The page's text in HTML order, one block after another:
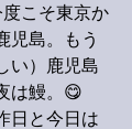
こそ東京か
児島。もう
い）鹿児島
は鰻。😋
日と今日は